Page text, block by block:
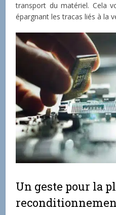
transport du matériel. Cela
épargnant les tracas liés à la
Un geste pour la